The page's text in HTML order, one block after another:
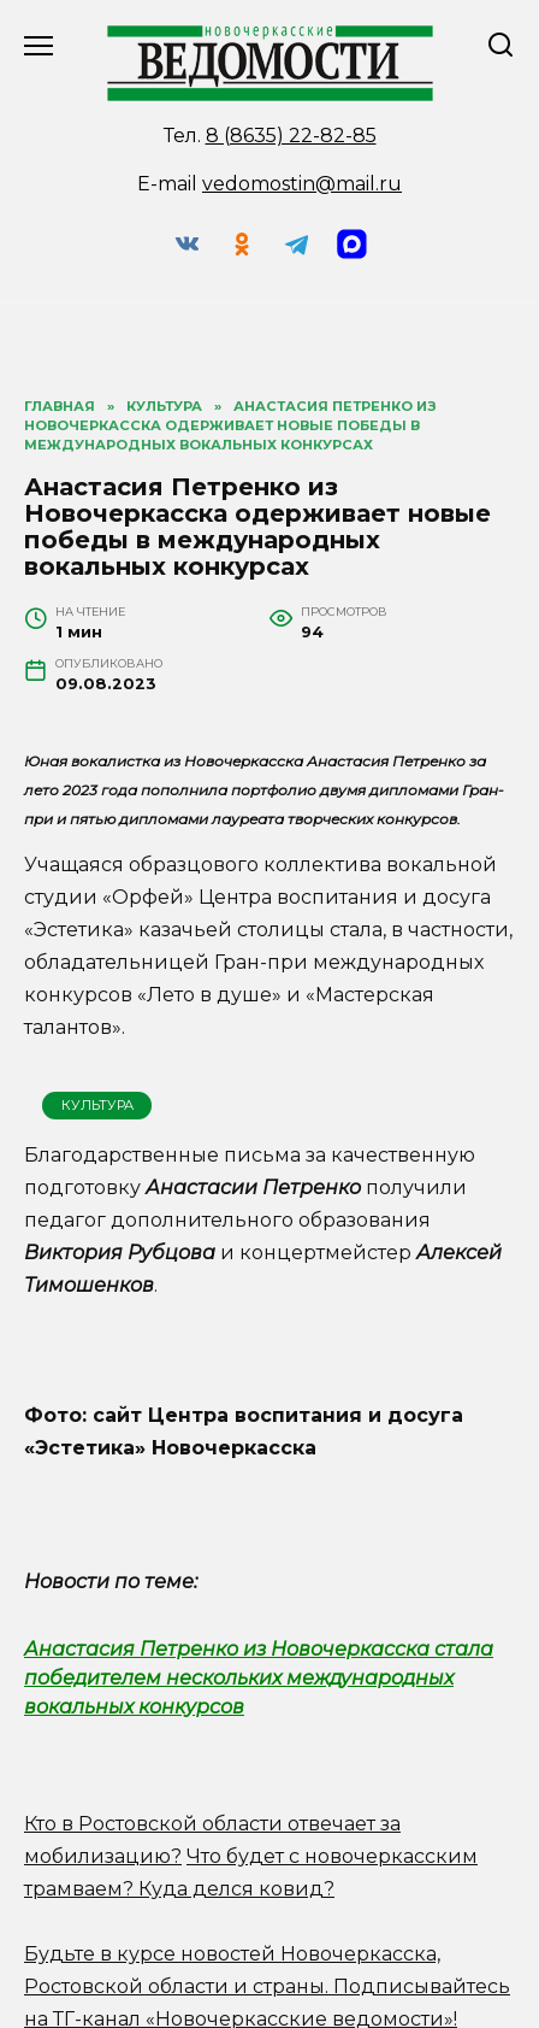
Тел. 8 (8635) 22-82-85
E-mail vedomostin@mail.ru
ГЛАВНАЯ » КУЛЬТУРА »
АНАСТАСИЯ ПЕТРЕНКО ИЗ
НОВОЧЕРКАССКА ОДЕРЖИВАЕТ НОВЫЕ ПОБЕДЫ В
МЕЖДУНАРОДНЫХ ВОКАЛЬНЫХ КОНКУРСАХ
Анастасия Петренко из
Новочеркасска одерживает новые
победы в международных
вокальных конкурсах
НА ЧТЕНИЕ
1 мин
ПРОСМОТРОВ
94
ОПУБЛИКОВАНО
09.08.2023
Юная вокалистка из Новочеркасска Анастасия Петренко за
лето 2023 года пополнила портфолио двумя дипломами Гран-
при и пятью дипломами лауреата творческих конкурсов.
Учащаяся образцового коллектива вокальной
студии «Орфей» Центра воспитания и досуга
«Эстетика» казачьей столицы стала, в частности,
обладательницей Гран-при международных
конкурсов «Лето в душе» и «Мастерская
талантов».
КУЛЬТУРА
Благодарственные письма за качественную
подготовку Анастасии Петренкополучили
педагог дополнительного образования
Виктория Рубцова и концертмейстер Алексей
Тимошенков.
Фото: сайт Центра воспитания и досуга
«Эстетика» Новочеркасска
Новости по теме:
Анастасия Петренко из Новочеркасска стала
победителем нескольких международных
вокальных конкурсов
Кто в Ростовской области отвечает за
мобилизацию? Что будет с новочеркасским
трамваем? Куда делся ковид?
Будьте в курсе новостей Новочеркасска,
Ростовской области и страны. Подписывайтесь
на ТГ-канал «Новочеркасские ведомости»!